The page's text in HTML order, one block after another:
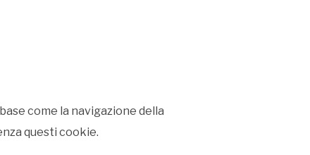
come la navigazione della
questi cookie.